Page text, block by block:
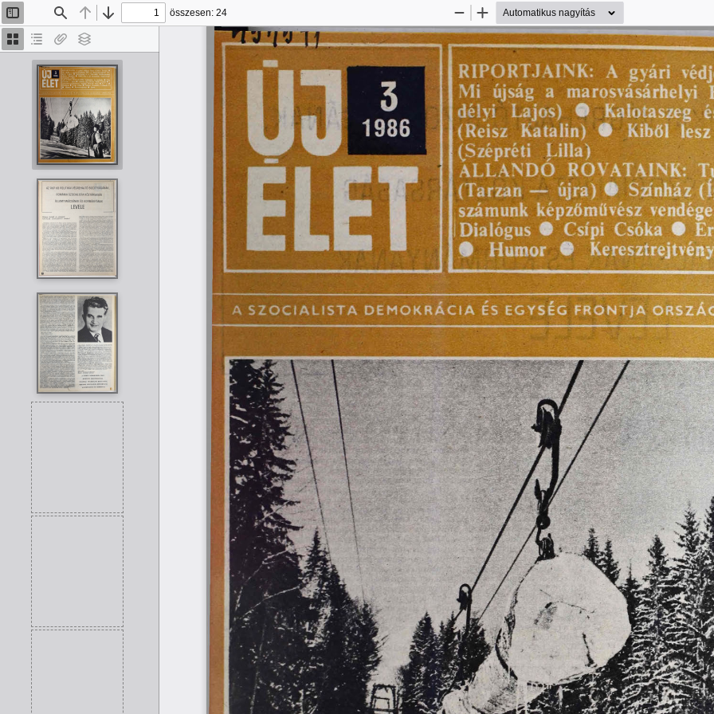
Bélyegképek
Dokumentumvázlat
Van
Rétegek
Oldalsáv
be/ki
KeresésElőzőTovább
összesen: 24
KicsinyítésNagyítás
3
1986